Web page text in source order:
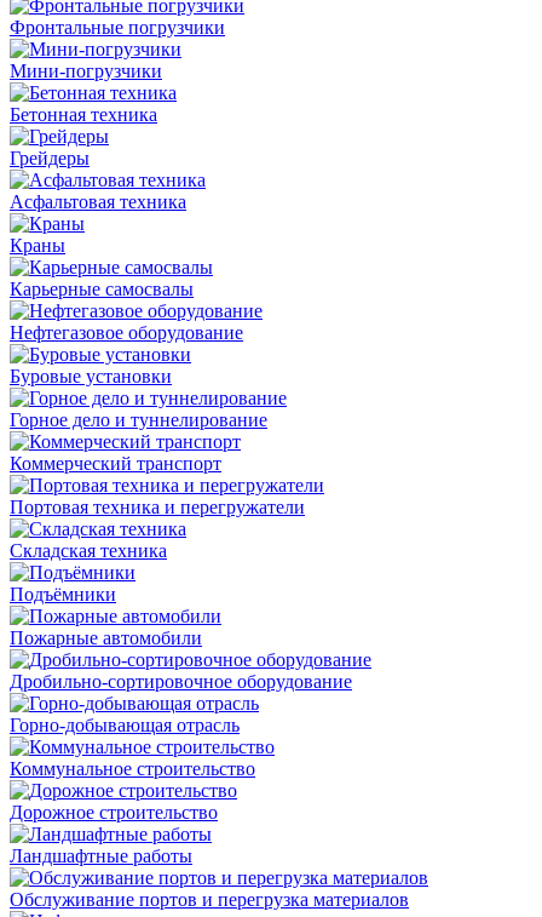
Фронтальные погрузчики
Мини-погрузчики
Бетонная техника
Грейдеры
Асфальтовая техника
Краны
Карьерные самосвалы
Нефтегазовое оборудование
Буровые установки
Горное дело и туннелирование
Коммерческий транспорт
Портовая техника и перегружатели
Складская техника
Подъёмники
Пожарные автомобили
Дробильно-сортировочное оборудование
Горно-добывающая отрасль
Коммунальное строительство
Дорожное строительство
Ландшафтные работы
Обслуживание портов и перегрузка материалов